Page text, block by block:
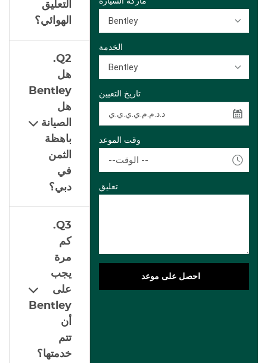
التعليق
الهوائي؟
Q2.
هل
Bentley
هل
الصيانة
باهظة
الثمن
في
دبي؟
Q3.
كم
مرة
يجب
على
Bentley
أن
تتم
خدمتها؟
Bentley
الخدمة
Bentley
تاريخ التعيين
وقت الموعد
--الوقت --
تعليق
احصل على موعد